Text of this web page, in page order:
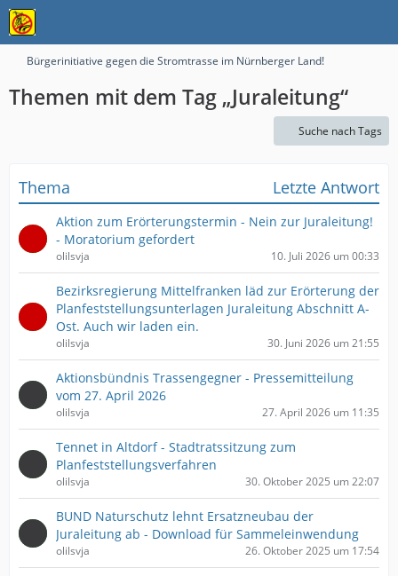
Bürgerinitiative gegen die Stromtrasse im Nürnberger Land!
Themen mit dem Tag „Juraleitung“
Suche nach Tags
Thema Letzte Antwort
Aktion zum Erörterungstermin - Nein zur Juraleitung!
- Moratorium gefordert
olilsvja 10. Juli 2026 um 00:33
Bezirksregierung Mittelfranken läd zur Erörterung der
Planfeststellungsunterlagen Juraleitung Abschnitt A-
Ost. Auch wir laden ein.
olilsvja 30. Juni 2026 um 21:55
Aktionsbündnis Trassengegner - Pressemitteilung
vom 27. April 2026
olilsvja 27. April 2026 um 11:35
Tennet in Altdorf - Stadtratssitzung zum
Planfeststellungsverfahren
olilsvja 30. Oktober 2025 um 22:07
BUND Naturschutz lehnt Ersatzneubau der
Juraleitung ab - Download für Sammeleinwendung
olilsvja 26. Oktober 2025 um 17:54